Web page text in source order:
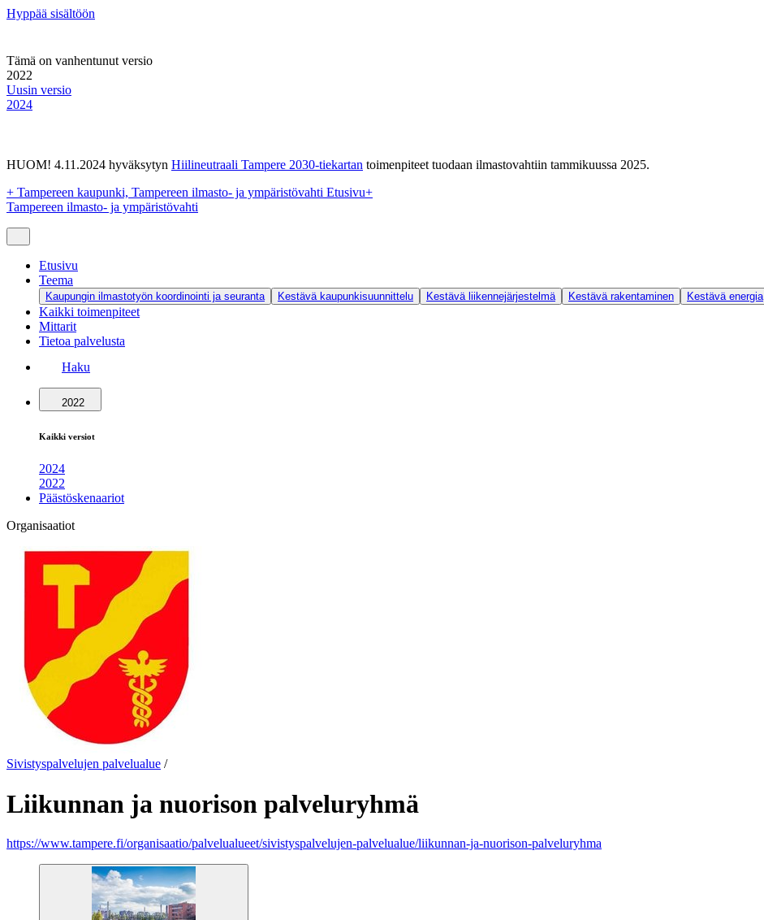
Hyppää sisältöön
Tämä on vanhentunut versio
2022
Uusin versio
2024
HUOM! 4.11.2024 hyväksytyn Hiilineutraali Tampere 2030-tiekartan toimenpiteet tuodaan ilmastovahtiin tammikuussa 2025.
+ Tampereen kaupunki, Tampereen ilmasto- ja ympäristövahti Etusivu+
Tampereen ilmasto- ja ympäristövahti
Etusivu
Teema
Kaupungin ilmastotyön koordinointi ja seuranta Kestävä kaupunkisuunnittelu Kestävä liikennejärjestelmä Kestävä rakentaminen Kestävä energia
Kaikki toimenpiteet
Mittarit
Tietoa palvelusta
Haku
2022
Kaikki versiot
2024
2022
Päästöskenaariot
Organisaatiot
Sivistyspalvelujen palvelualue /
Liikunnan ja nuorison palveluryhmä
https://www.tampere.fi/organisaatio/palvelualueet/sivistyspalvelujen-palvelualue/liikunnan-ja-nuorison-palveluryhma